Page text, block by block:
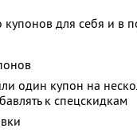
купонов для себя и в
один купон на
к спецскидкам